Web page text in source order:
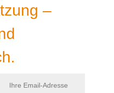
–